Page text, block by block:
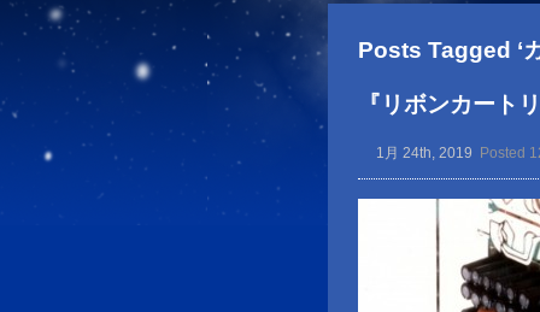
Posts Tagged ‘
『リボンカート
1月 24th, 2019 Posted